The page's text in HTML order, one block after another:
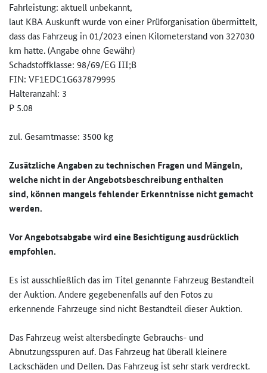
Fahrleistung: aktuell unbekannt,
laut KBA Auskunft wurde von einer Prüforganisation übermittelt,
dass das Fahrzeug in 01/2023 einen Kilometerstand von 327030
km hatte. (Angabe ohne Gewähr)
Schadstoffklasse: 98/69/EG III;B
FIN: VF1EDC1G637879995
Halteranzahl: 3
P 5.08
zul. Gesamtmasse: 3500 kg
Zusätzliche Angaben zu technischen Fragen und Mängeln,
welche nicht in der Angebotsbeschreibung enthalten
sind, können mangels fehlender Erkenntnisse nicht gemacht
werden.
Vor Angebotsabgabe wird eine Besichtigung ausdrücklich
empfohlen.
Es ist ausschließlich das im Titel genannte Fahrzeug Bestandteil
der Auktion. Andere gegebenenfalls auf den Fotos zu
erkennende Fahrzeuge sind nicht Bestandteil dieser Auktion.
Das Fahrzeug weist altersbedingte Gebrauchs- und
Abnutzungsspuren auf. Das Fahrzeug hat überall kleinere
Lackschäden und Dellen. Das Fahrzeug ist sehr stark verdreckt.